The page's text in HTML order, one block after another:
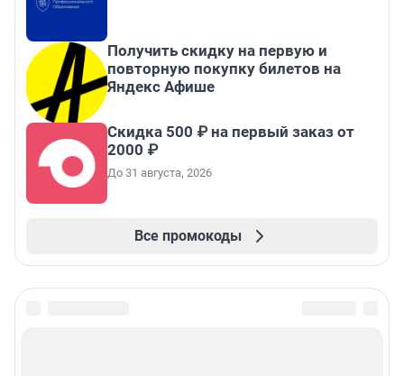
Получить скидку на первую и
повторную покупку билетов на
Яндекс Афише
Скидка 500 ₽ на первый заказ от
2000 ₽
До 31 августа, 2026
Все промокоды